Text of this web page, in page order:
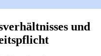
und